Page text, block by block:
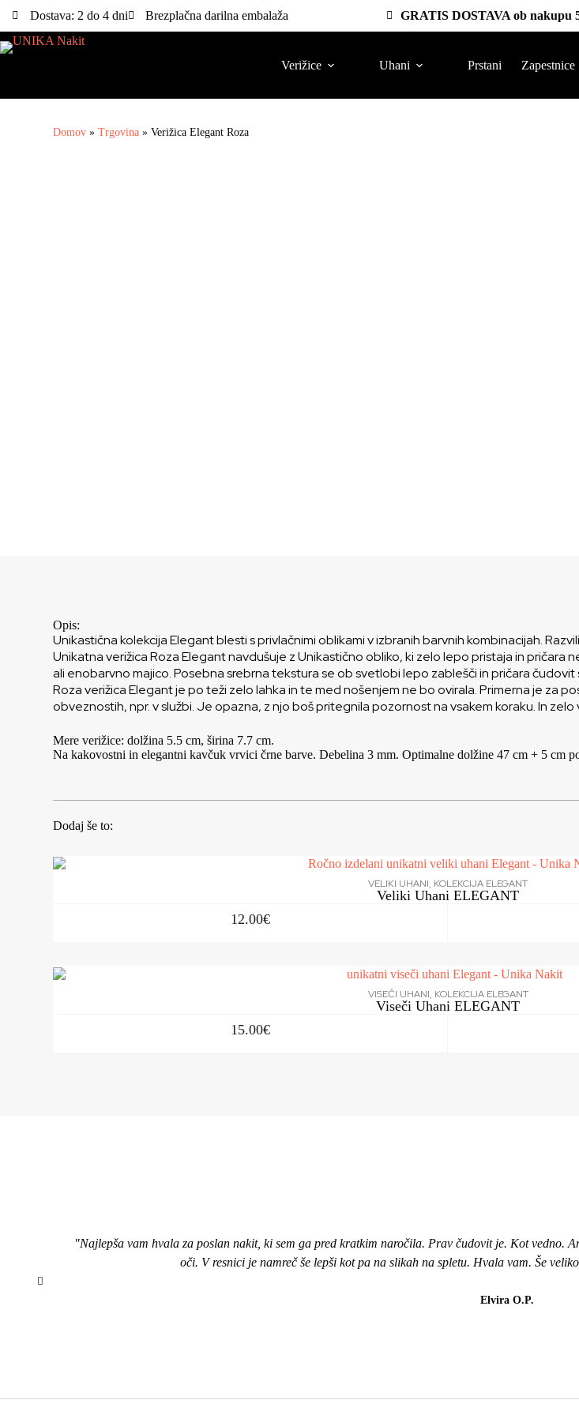
Dostava: 2 do 4 dni Brezplačna darilna embalaža GRATIS DOSTAVA ob nakupu
Verižice Uhani Prstani Zapestnice
Domov »Trgovina »Verižica Elegant Roza
Opis:
Unikastična kolekcija Elegant blesti s privlačnimi oblikami v izbranih barvnih kombinacijah.
Unikatna verižica Roza Elegant navdušuje z Unikastično obliko, ki zelo lepo pristaja in
ali enobarvno majico. Posebna srebrna tekstura se ob svetlobi lepo zablešči in pričara čudovit
Roza verižica Elegant je po teži zelo lahka in te med nošenjem ne bo ovirala. Primerna je za
obveznostih, npr. v službi. Je opazna, z njo boš pritegnila pozornost na vsakem koraku. In
Mere verižice: dolžina 5.5 cm, širina 7.7 cm.
Na kakovostni in elegantni kavčuk vrvici črne barve. Debelina 3 mm. Optimalne dolžine 47 cm + 5 cm
Dodaj še to:
VELIKI UHANI, KOLEKCIJA ELEGANT
Veliki Uhani ELEGANT
12.00€
VISEČI UHANI, KOLEKCIJA ELEGANT
Viseči Uhani ELEGANT
15.00€
"Najlepša vam hvala za poslan nakit, ki sem ga pred kratkim naročila. Prav čudovit je. Kot vedno.
oči. V resnici je namreč še lepši kot pa na slikah na spletu. Hvala vam. Še
Elvira O.P.